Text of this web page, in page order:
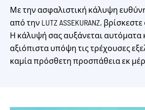
Με την ασφαλιστική κάλυψη
από την LUTZ ASSEKURANZ,
Η κάλυψή σας αυξάνεται αυτόματα
αξιόπιστα υπόψη τις τρέχουσες
καμία πρόσθετη προσπάθεια εκ